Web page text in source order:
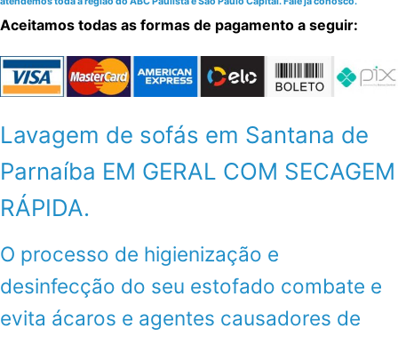
Aceitamos todas as formas de pagamento a seguir:
Lavagem de sofás em Santana de
Parnaíba EM GERAL COM SECAGEM
RÁPIDA.
O processo de higienização e
desinfecção do seu estofado combate e
evita ácaros e agentes causadores de